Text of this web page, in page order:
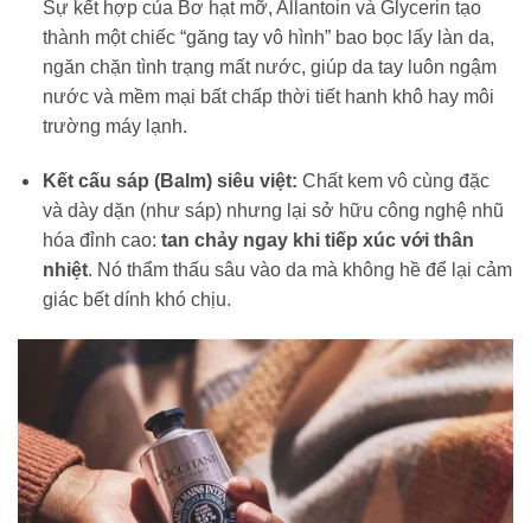
Sự kết hợp của Bơ hạt mỡ, Allantoin và Glycerin tạo
thành một chiếc “găng tay vô hình” bao bọc lấy làn da,
ngăn chặn tình trạng mất nước, giúp da tay luôn ngậm
nước và mềm mại bất chấp thời tiết hanh khô hay môi
trường máy lạnh.
Kết cấu sáp (Balm) siêu việt: Chất kem vô cùng đặc
và dày dặn (như sáp) nhưng lại sở hữu công nghệ nhũ
hóa đỉnh cao: tan chảy ngay khi tiếp xúc với thân
nhiệt. Nó thẩm thấu sâu vào da mà không hề để lại cảm
giác bết dính khó chịu.